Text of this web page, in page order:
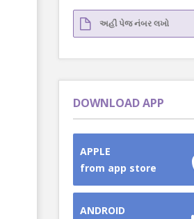
DOWNLOAD APP
APPLE
from app store
ANDROID